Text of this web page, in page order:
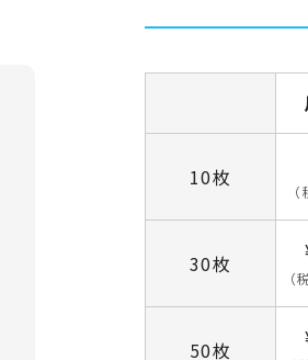
10枚
30枚
（
50枚